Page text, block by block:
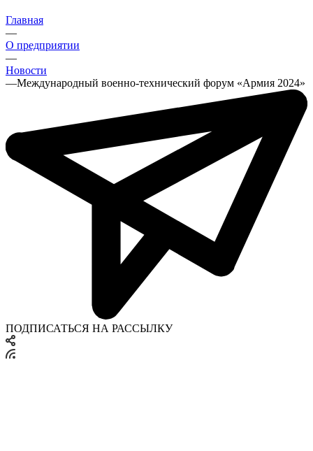
Главная
—
О предприятии
—
Новости
—Международный военно-технический форум «Армия 2024»
ПОДПИСАТЬСЯ НА РАССЫЛКУ